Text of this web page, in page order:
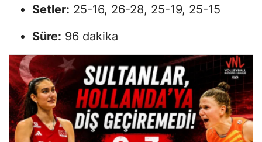
Setler: 25-16, 26-28, 25-19, 25-15
Süre: 96 dakika